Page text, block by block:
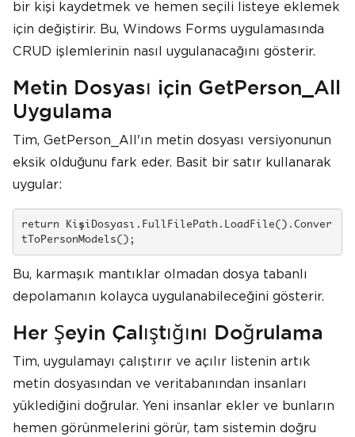
bir kişi kaydetmek ve hemen seçili listeye eklemek
için değiştirir. Bu, Windows Forms uygulamasında
CRUD işlemlerinin nasıl uygulanacağını gösterir.
Metin Dosyası için GetPerson_All
Uygulama
Tim, GetPerson_All'ın metin dosyası versiyonunun
eksik olduğunu fark eder. Basit bir satır kullanarak
uygular:
return KişiDosyası.FullFilePath.LoadFile().Conver
tToPersonModels();
Bu, karmaşık mantıklar olmadan dosya tabanlı
depolamanın kolayca uygulanabileceğini gösterir.
Her Şeyin Çalıştığını Doğrulama
Tim, uygulamayı çalıştırır ve açılır listenin artık
metin dosyasından ve veritabanından insanları
yüklediğini doğrular. Yeni insanlar ekler ve bunların
hemen görünmelerini görür, tam sistemin doğru